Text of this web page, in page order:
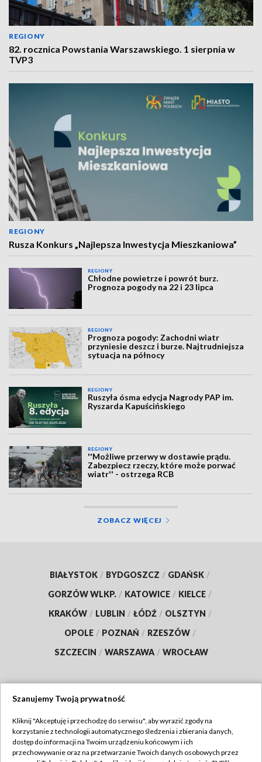
REGIONY
82. rocznica Powstania Warszawskiego. 1 sierpnia w
TVP3
REGIONY
Rusza Konkurs „Najlepsza Inwestycja Mieszkaniowa”
REGIONY
Chłodne powietrze i powrót burz.
Prognoza pogody na 22 i 23 lipca
REGIONY
Prognoza pogody: Zachodni wiatr
przyniesie deszcz i burze. Najtrudniejsza
sytuacja na północy
REGIONY
Ruszyła ósma edycja Nagrody PAP im.
Ryszarda Kapuścińskiego
REGIONY
''Możliwe przerwy w dostawie prądu.
Zabezpiecz rzeczy, które może porwać
wiatr'' - ostrzega RCB
ZOBACZ WIĘCEJ
BIAŁYSTOK / BYDGOSZCZ / GDAŃSK /
GORZÓW WLKP. / KATOWICE / KIELCE /
KRAKÓW / LUBLIN / ŁÓDŹ / OLSZTYN /
OPOLE / POZNAŃ / RZESZÓW /
SZCZECIN / WARSZAWA / WROCŁAW
TVP
Abonament TVP
Regulamin TVP
Szanujemy Twoją prywatność
Kliknij "Akceptuję i przechodzę do serwisu", aby wyrazić zgody na
korzystanie z technologii automatycznego śledzenia i zbierania danych,
dostęp do informacji na Twoim urządzeniu końcowym i ich
przechowywanie oraz na przetwarzanie Twoich danych osobowych przez